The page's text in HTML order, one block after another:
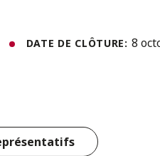
DATE DE CLÔTURE: 8